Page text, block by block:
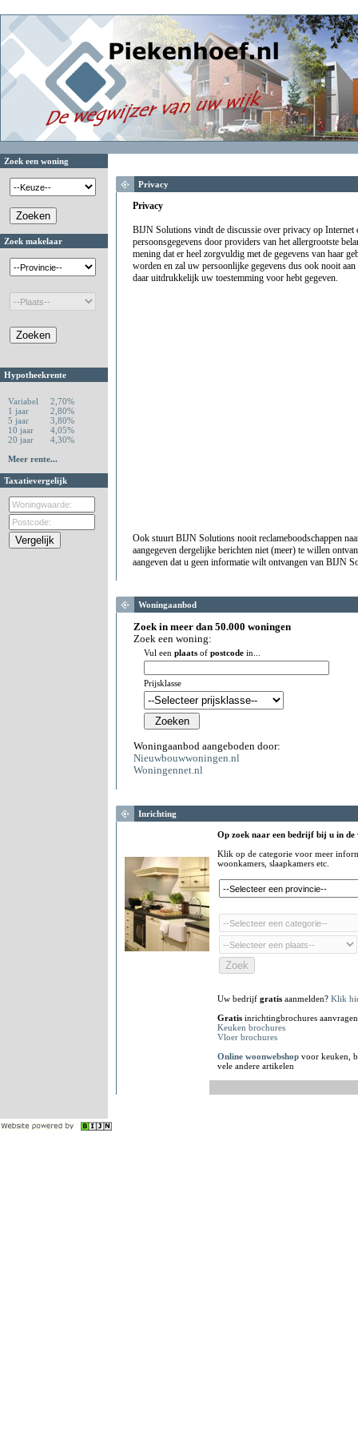
Zoek een woning
Zoek makelaar
Hypotheekrente
Variabel
2,70%
1 jaar
2,80%
5 jaar
3,80%
10 jaar
4,05%
20 jaar
4,30%
Meer rente...
Taxatievergelijk
Privacy
Privacy
BIJN Solutions vindt de discussie over privacy op
persoonsgegevens door providers van het allergrootste
mening dat er heel zorgvuldig met de gegevens van haar
worden en zal uw persoonlijke gegevens dus ook nooit
daar uitdrukkelijk uw toestemming voor hebt gegeven.
Ook stuurt BIJN Solutions nooit reclameboodschappen
aangegeven dergelijke berichten niet (meer) te willen
aangeven dat u geen informatie wilt ontvangen van BIJN
Woningaanbod
Zoek in meer dan 50.000 woningen
Zoek een woning:
Vul een plaats of postcode in...
Prijsklasse
Woningaanbod aangeboden door:
Nieuwbouwwoningen.nl
Woningennet.nl
Inrichting
Op zoek naar een bedrijf bij u in
Klik op de categorie voor meer
woonkamers, slaapkamers etc.
Uw bedrijf gratis aanmelden? Klik
Gratis inrichtingbrochures
Keuken brochures
Vloer brochures
Online woonwebshop voor keuken,
vele andere artikelen